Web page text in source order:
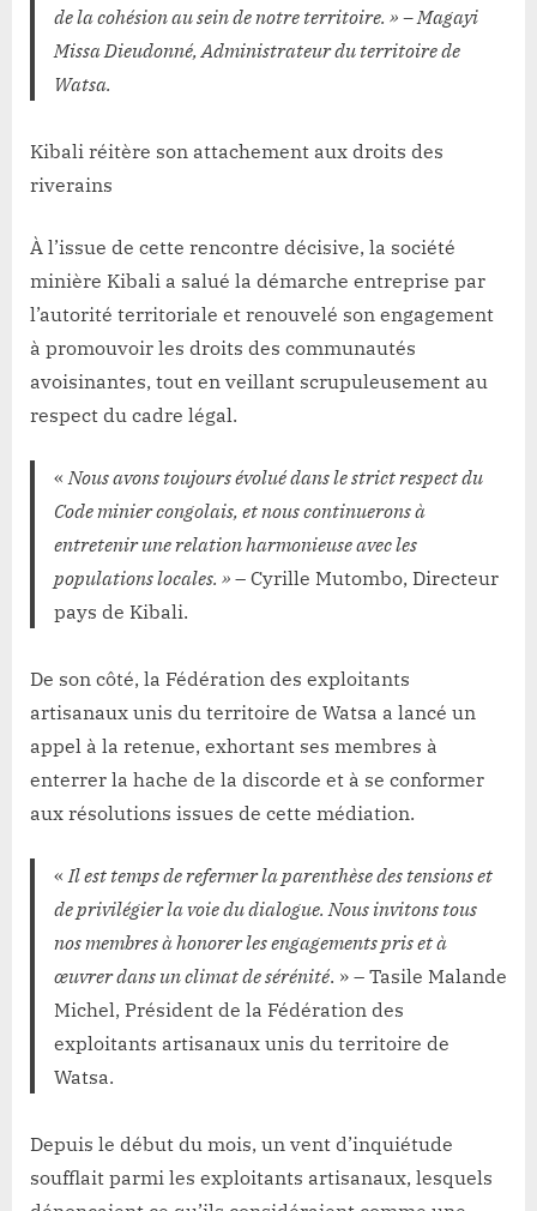
de la cohésion au sein de notre territoire. » – Magayi
Missa Dieudonné, Administrateur du territoire de
Watsa.
Kibali réitère son attachement aux droits des
riverains
À l’issue de cette rencontre décisive, la société
minière Kibali a salué la démarche entreprise par
l’autorité territoriale et renouvelé son engagement
à promouvoir les droits des communautés
avoisinantes, tout en veillant scrupuleusement au
respect du cadre légal.
« Nous avons toujours évolué dans le strict respect du
Code minier congolais, et nous continuerons à
entretenir une relation harmonieuse avec les
populations locales. » – Cyrille Mutombo, Directeur
pays de Kibali.
De son côté, la Fédération des exploitants
artisanaux unis du territoire de Watsa a lancé un
appel à la retenue, exhortant ses membres à
enterrer la hache de la discorde et à se conformer
aux résolutions issues de cette médiation.
« Il est temps de refermer la parenthèse des tensions et
de privilégier la voie du dialogue. Nous invitons tous
nos membres à honorer les engagements pris et à
œuvrer dans un climat de sérénité. » – Tasile Malande
Michel, Président de la Fédération des
exploitants artisanaux unis du territoire de
Watsa.
Depuis le début du mois, un vent d’inquiétude
soufflait parmi les exploitants artisanaux, lesquels